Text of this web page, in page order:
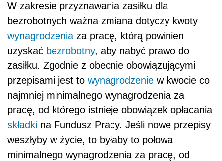
W zakresie przyznawania zasiłku dla
bezrobotnych ważna zmiana dotyczy kwoty
wynagrodzenia za pracę, którą powinien
uzyskać bezrobotny, aby nabyć prawo do
zasiłku. Zgodnie z obecnie obowiązującymi
przepisami jest to wynagrodzenie w kwocie co
najmniej minimalnego wynagrodzenia za
pracę, od którego istnieje obowiązek opłacania
składki na Fundusz Pracy. Jeśli nowe przepisy
weszłyby w życie, to byłaby to połowa
minimalnego wynagrodzenia za pracę, od